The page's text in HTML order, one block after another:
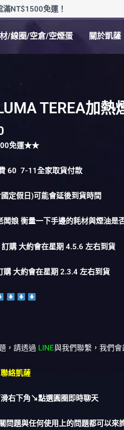
NT$1500免運！
/線圈/空倉/空煙蛋 關於凱薩
TEREA加熱
免運★★
60 7-11全家取貨付款
定假日)可能會延後到貨時間
闆娘 衡量一下手邊的耗材與煙油是
購 大約會在星期 4.5.6 左右到貨
大約會在星期 2.3.4 左右到貨
，請透過 LINE與我們聯繫，我們會
聯絡凱薩
右下角↘︎點選圓圈即時聊天
問題與任何使用上的問題都可以來